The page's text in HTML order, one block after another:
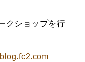
クショップを行